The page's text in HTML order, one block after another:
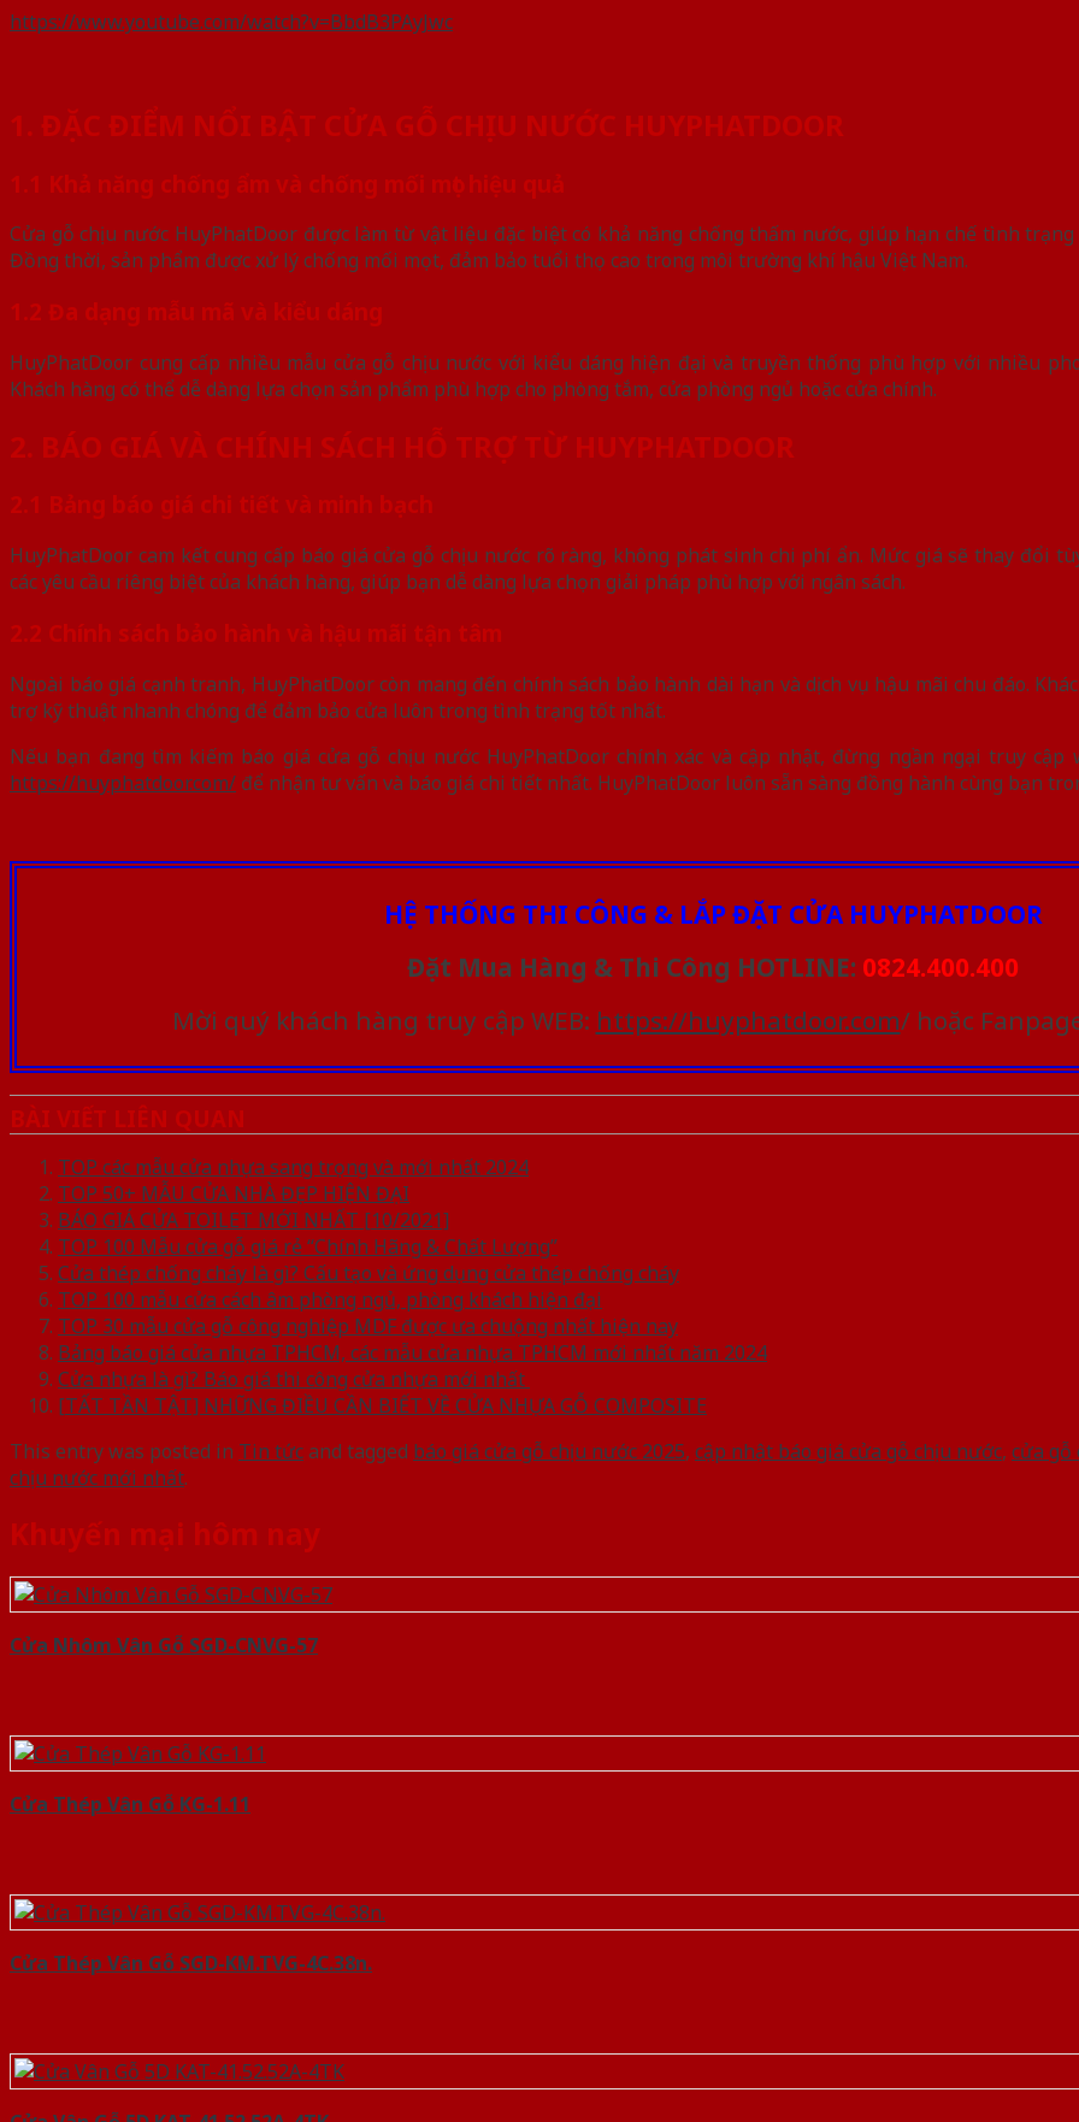
https://www.youtube.com/watch?v=BbdB3PAyJwc
1. ĐẶC ĐIỂM NỔI BẬT CỬA GỖ CHỊU NƯỚC HUYPHATDOOR
1.1 Khả năng chống ẩm và chống mối mọt hiệu quả
Cửa gỗ chịu nước HuyPhatDoor được làm từ vật liệu đặc biệt có khả năng chống thấm nước, giúp hạn chế tình
Đồng thời, sản phẩm được xử lý chống mối mọt, đảm bảo tuổi thọ cao trong môi trường khí hậu Việt Nam.
1.2 Đa dạng mẫu mã và kiểu dáng
HuyPhatDoor cung cấp nhiều mẫu cửa gỗ chịu nước với kiểu dáng hiện đại và truyền thống phù hợp với nhiều
Khách hàng có thể dễ dàng lựa chọn sản phẩm phù hợp cho phòng tắm, cửa phòng ngủ hoặc cửa chính.
2. BÁO GIÁ VÀ CHÍNH SÁCH HỖ TRỢ TỪ HUYPHATDOOR
2.1 Bảng báo giá chi tiết và minh bạch
HuyPhatDoor cam kết cung cấp báo giá cửa gỗ chịu nước rõ ràng, không phát sinh chi phí ẩn. Mức giá sẽ thay đổi
các yêu cầu riêng biệt của khách hàng, giúp bạn dễ dàng lựa chọn giải pháp phù hợp với ngân sách.
2.2 Chính sách bảo hành và hậu mãi tận tâm
Ngoài báo giá cạnh tranh, HuyPhatDoor còn mang đến chính sách bảo hành dài hạn và dịch vụ hậu mãi chu đáo.
trợ kỹ thuật nhanh chóng để đảm bảo cửa luôn trong tình trạng tốt nhất.
Nếu bạn đang tìm kiếm báo giá cửa gỗ chịu nước HuyPhatDoor chính xác và cập nhật, đừng ngần ngại truy
https://huyphatdoor.com/ để nhận tư vấn và báo giá chi tiết nhất. HuyPhatDoor luôn sẵn sàng đồng hành cùng bạn
HỆ THỐNG THI CÔNG & LẮP ĐẶT CỬA HUYPHATDOOR
Đặt Mua Hàng & Thi Công HOTLINE: 0824.400.400
Mời quý khách hàng truy cập WEB: https://huyphatdoor.com/ hoặc
BÀI VIẾT LIÊN QUAN
TOP các mẫu cửa nhựa sang trọng và mới nhất 2024
TOP 50+ MẪU CỬA NHÀ ĐẸP HIỆN ĐẠI
BÁO GIÁ CỬA TOILET MỚI NHẤT [10/2021]
TOP 100 Mẫu cửa gỗ giá rẻ “Chính Hãng & Chất Lượng”
Cửa thép chống cháy là gì? Cấu tạo và ứng dụng cửa thép chống cháy
TOP 100 mẫu cửa cách âm phòng ngủ, phòng khách hiện đại
TOP 30 mẫu cửa gỗ công nghiệp MDF được ưa chuộng nhất hiện nay
Bảng báo giá cửa nhựa TPHCM, các mẫu cửa nhựa TPHCM mới nhất năm 2024
Cửa nhựa là gì? Báo giá thi công cửa nhựa mới nhất
[TẤT TẦN TẬT] NHỮNG ĐIỀU CẦN BIẾT VỀ CỬA NHỰA GỖ COMPOSITE
This entry was posted in Tin tứcand tagged báo giá cửa gỗ chịu nước 2025, cập nhật báo giá cửa gỗ chịu nước, cửa gỗ
chịu nước mới nhất.
Khuyến mại hôm nay
Cửa Nhôm Vân Gỗ SGD-CNVG-57
Cửa Thép Vân Gỗ KG-1.11
Cửa Thép Vân Gỗ SGD-KM.TVG-4C.38n.